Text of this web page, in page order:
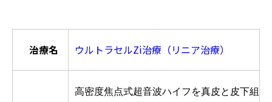
治療名 ウルトラセルZi治療（リニア治療）
高密度焦点式超音波ハイフを真皮と皮下組